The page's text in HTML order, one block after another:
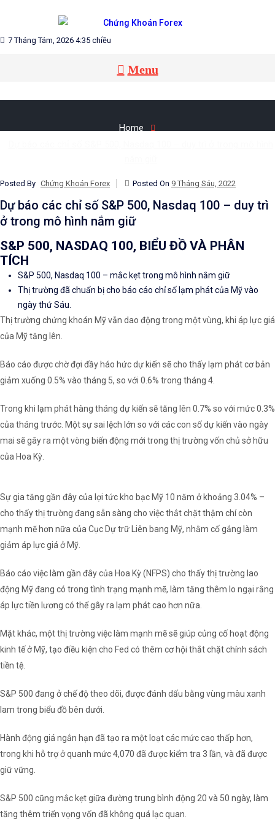
content
CHỨNG KHOÁN FOREX
Blog chia sẻ về Chứng Khoán và Forex
7 Tháng Tám, 2026 4:35 chiều
Menu
Home
Posted By Chứng Khoán Forex Posted On 9 Tháng Sáu, 2022
Dự báo các chỉ số S&P 500, Nasdaq 100 – duy trì
ở trong mô hình nắm giữ
S&P 500, NASDAQ 100, BIỂU ĐỒ VÀ PHÂN
TÍCH
S&P 500, Nasdaq 100 – mắc kẹt trong mô hình nắm giữ
Thị trường đã chuẩn bị cho báo cáo chỉ số lạm phát của Mỹ vào
ngày thứ Sáu.
Thị trường chứng khoán Mỹ vẫn dao động trong một vùng, khi áp lực giá
của Mỹ tăng lên.
Báo cáo được chờ đợi đầy háo hức dự kiến ​​sẽ cho thấy lạm phát cơ bản
giảm xuống 0.5% vào tháng 5, so với 0.6% trong tháng 4.
Trong khi lạm phát hàng tháng dự kiến ​​sẽ tăng lên 0.7% so với mức 0.3%
của tháng trước. Một sự sai lệch lớn so với các con số dự kiến ​​vào ngày
mai sẽ gây ra một vòng biến động mới trong thị trường vốn chủ sở hữu
của Hoa Kỳ.
Sự gia tăng gần đây của lợi tức kho bạc Mỹ 10 năm ở khoảng 3.04% –
cho thấy thị trường đang sẵn sàng cho việc thắt chặt thậm chí còn
mạnh mẽ hơn nữa của Cục Dự trữ Liên bang Mỹ, nhằm cố gắng làm
giảm áp lực giá ở Mỹ.
Báo cáo việc làm gần đây của Hoa Kỳ (NFPS) cho thấy thị trường lao
động Mỹ đang có trong tình trạng mạnh mẽ, làm tăng thêm lo ngại rằng
áp lực tiền lương có thể gây ra lạm phát cao hơn nữa.
Mặt khác, một thị trường việc làm mạnh mẽ sẽ giúp củng cố hoạt động
kinh tế ở Mỹ, tạo điều kiện cho Fed có thêm cơ hội thắt chặt chính sách
tiền tệ.
S&P 500 đang ở chế độ theo dõi, được đánh dấu bằng vùng màu xanh
lam trong biểu đồ bên dưới.
Hành động giá ngắn hạn đã tạo ra một loạt các mức cao thấp hơn,
trong khi hỗ trợ ở quanh mức 4,070 đã được kiểm tra 3 lần, và đã được
giữ vững.
S&P 500 cũng mắc kẹt giữa đường trung bình động 20 và 50 ngày, làm
tăng thêm triển vọng vốn đã không quá lạc quan.